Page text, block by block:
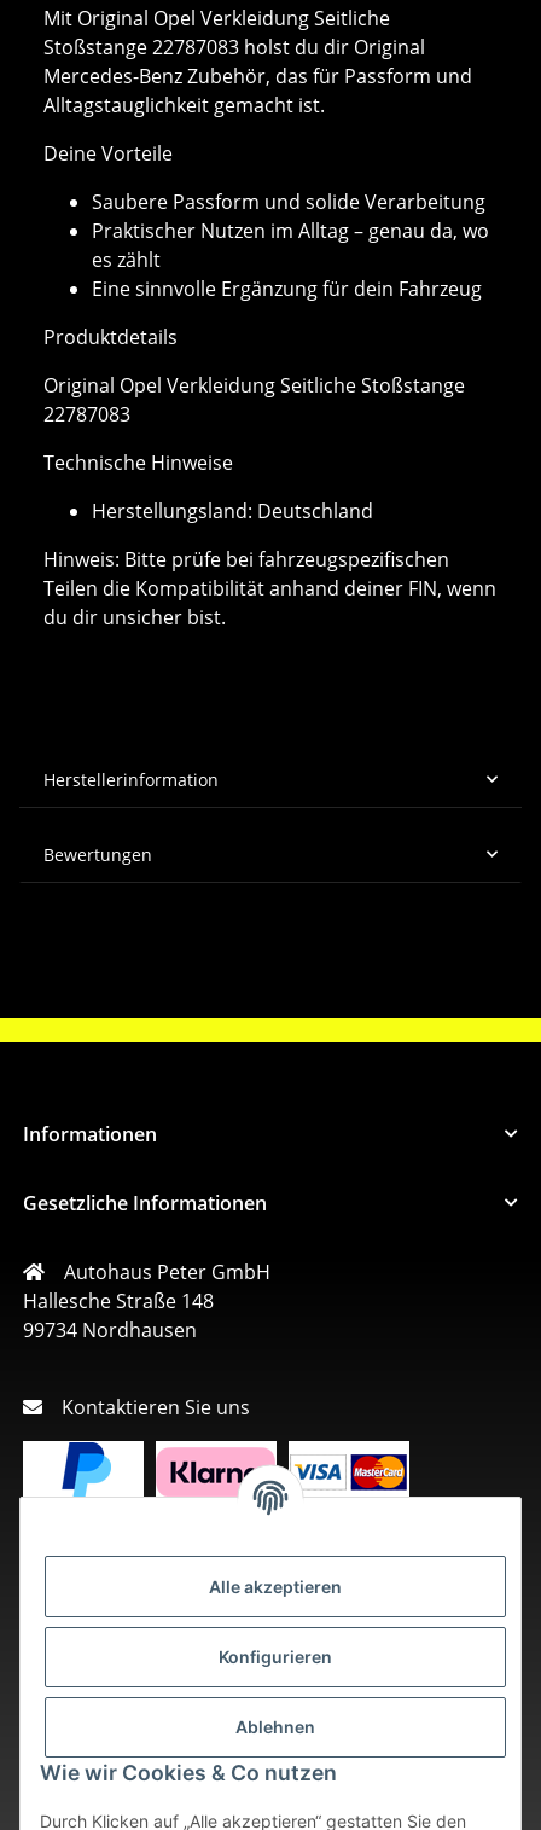
Alle akzeptieren
Konfigurieren
Ablehnen
Wie wir Cookies & Co nutzen
Durch Klicken auf „Alle akzeptieren“ gestatten Sie den
Mit Original Opel Verkleidung Seitliche
Stoßstange 22787083 holst du dir Original
Mercedes-Benz Zubehör, das für Passform und
Alltagstauglichkeit gemacht ist.
Deine Vorteile
Saubere Passform und solide Verarbeitung
Praktischer Nutzen im Alltag – genau da, wo
es zählt
Eine sinnvolle Ergänzung für dein Fahrzeug
Produktdetails
Original Opel Verkleidung Seitliche Stoßstange
22787083
Technische Hinweise
Herstellungsland: Deutschland
Hinweis: Bitte prüfe bei fahrzeugspezifischen
Teilen die Kompatibilität anhand deiner FIN, wenn
du dir unsicher bist.
Herstellerinformation
Bewertungen
Informationen
Gesetzliche Informationen
Autohaus Peter GmbH
Hallesche Straße 148
99734 Nordhausen
Kontaktieren Sie uns